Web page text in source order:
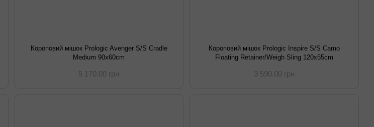
Короповий мішок Prologic Avenger S/S Cradle
Medium 90x60cm
5 170.00 грн
Короповий мішок Prologic Inspire S/S Camo
Floating Retainer/Weigh Sling 120x55cm
3 590.00 грн